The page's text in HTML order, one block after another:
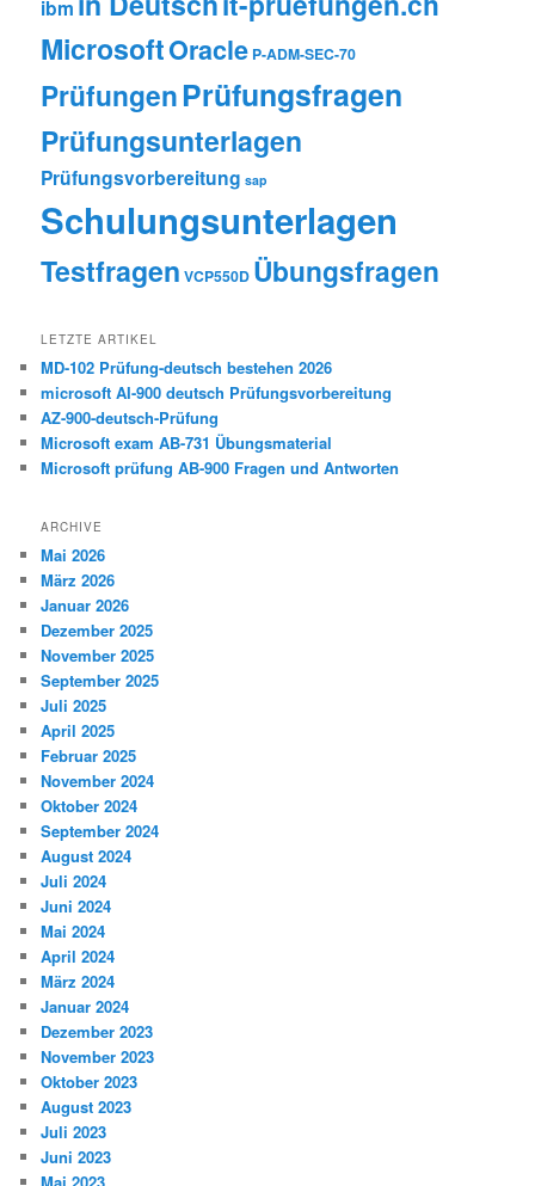
ibm
MicrosoftOracle P-ADM-SEC-70
PrüfungenPrüfungsfragen
Prüfungsunterlagen
Prüfungsvorbereitung sap
Schulungsunterlagen
Testfragen VCP550D Übungsfragen
LETZTE ARTIKEL
MD-102 Prüfung-deutsch bestehen 2026
microsoft AI-900 deutsch Prüfungsvorbereitung
AZ-900-deutsch-Prüfung
Microsoft exam AB-731 Übungsmaterial
Microsoft prüfung AB-900 Fragen und Antworten
ARCHIVE
Mai 2026
März 2026
Januar 2026
Dezember 2025
November 2025
September 2025
Juli 2025
April 2025
Februar 2025
November 2024
Oktober 2024
September 2024
August 2024
Juli 2024
Juni 2024
Mai 2024
April 2024
März 2024
Januar 2024
Dezember 2023
November 2023
Oktober 2023
August 2023
Juli 2023
Juni 2023